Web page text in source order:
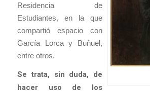
Residencia de
Estudiantes, en la que
compartió espacio con
García Lorca y Buñuel,
entre otros.
Se trata, sin duda, de
hacer uso de los